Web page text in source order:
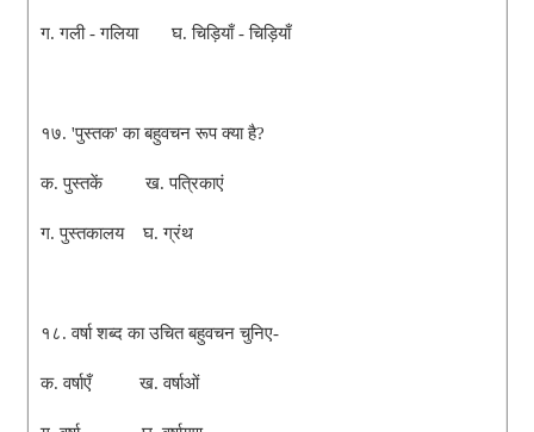
ग. गली - गलिया घ. चिड़ियाँ - चिड़ियाँ
१७. 'पुस्तक' का बहुवचन रूप क्या है?
क. पुस्तकें ख. पत्रिकाएं
ग. पुस्तकालय घ. ग्रंथ
१८. वर्षा शब्द का उचित बहुवचन चुनिए-
क. वर्षाएँ ख. वर्षाओं